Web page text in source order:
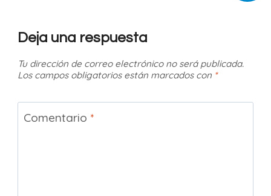
Deja una respuesta
Tu dirección de correo electrónico no será publicada.
Los campos obligatorios están marcados con *
Comentario *